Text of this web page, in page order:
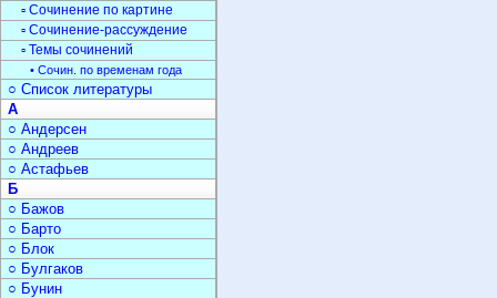
▫ Сочинение по картине
▫ Сочинение-рассуждение
▫ Темы сочинений
• Сочин. по временам года
○ Список литературы
А
○ Андерсен
○ Андреев
○ Астафьев
Б
○ Бажов
○ Барто
○ Блок
○ Булгаков
○ Бунин